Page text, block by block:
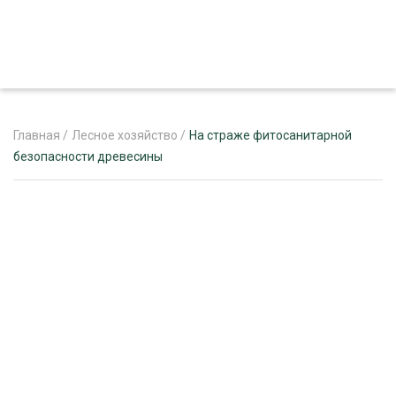
Главная / Лесное хозяйство / На страже фитосанитарной
безопасности древесины